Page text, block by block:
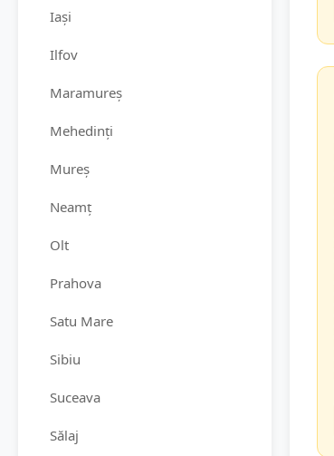
Iași
Ilfov
Maramureș
Mehedinți
Mureș
Neamț
Olt
Prahova
Satu Mare
Sibiu
Suceava
Sălaj